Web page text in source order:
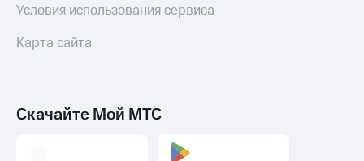
Условия использования сервиса
Карта сайта
Скачайте Мой МТС